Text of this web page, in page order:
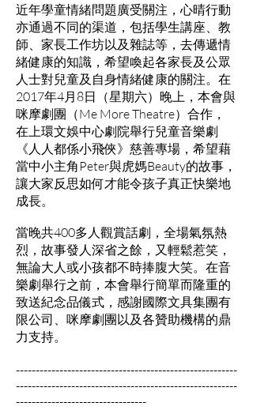
近年學童情緒問題廣受關注，心晴行動
亦通過不同的渠道，包括學生講座、教
師、家長工作坊以及雜誌等，去傳遞情
緒健康的知識，希望喚起各家長及公眾
人士對兒童及自身情緒健康的關注。在
2017年4月8日（星期六）晚上，本會與
咪摩劇團（Me More Theatre）合作，
在上環文娛中心劇院舉行兒童音樂劇
《人人都係小飛俠》慈善專場，希望藉
當中小主角Peter與虎媽Beauty的故事，
讓大家反思如何才能令孩子真正快樂地
成長。
當晚共400多人觀賞話劇，全場氣氛熱
烈，故事發人深省之餘，又輕鬆惹笑，
無論大人或小孩都不時捧腹大笑。在音
樂劇舉行之前，本會舉行簡單而隆重的
致送紀念品儀式，感謝國際文具集團有
限公司、咪摩劇團以及各贊助機構的鼎
力支持。
--------------------------------------------------------
--------------------------------------------------------
---------------------------------